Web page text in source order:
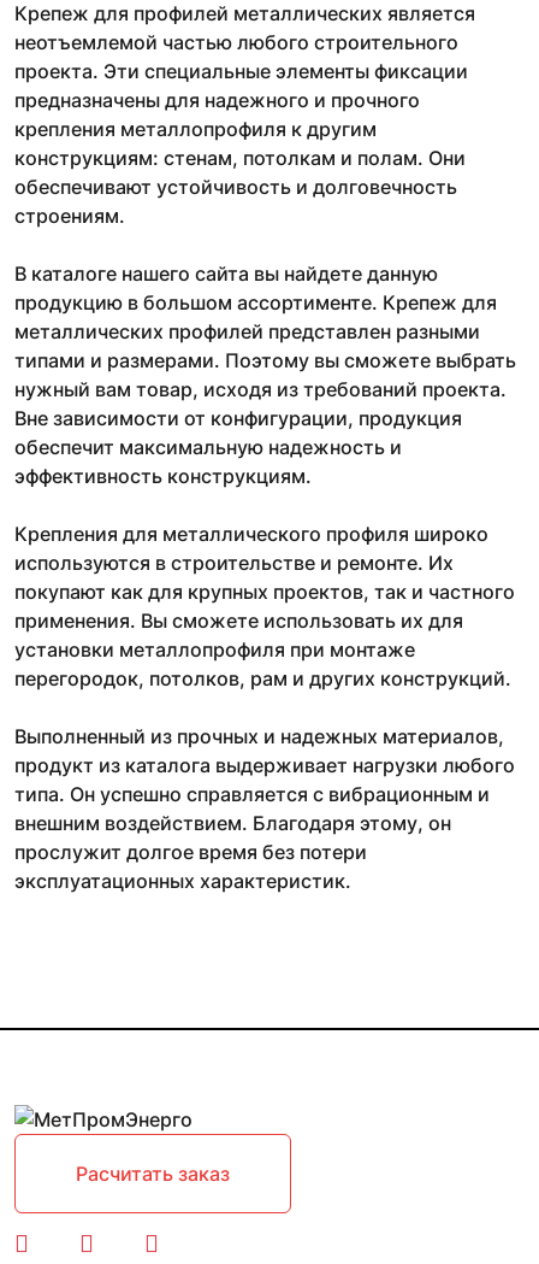
Крепеж для профилей металлических является
неотъемлемой частью любого строительного
проекта. Эти специальные элементы фиксации
предназначены для надежного и прочного
крепления металлопрофиля к другим
конструкциям: стенам, потолкам и полам. Они
обеспечивают устойчивость и долговечность
строениям.
В каталоге нашего сайта вы найдете данную
продукцию в большом ассортименте. Крепеж для
металлических профилей представлен разными
типами и размерами. Поэтому вы сможете выбрать
нужный вам товар, исходя из требований проекта.
Вне зависимости от конфигурации, продукция
обеспечит максимальную надежность и
эффективность конструкциям.
Крепления для металлического профиля широко
используются в строительстве и ремонте. Их
покупают как для крупных проектов, так и частного
применения. Вы сможете использовать их для
установки металлопрофиля при монтаже
перегородок, потолков, рам и других конструкций.
Выполненный из прочных и надежных материалов,
продукт из каталога выдерживает нагрузки любого
типа. Он успешно справляется с вибрационным и
внешним воздействием. Благодаря этому, он
прослужит долгое время без потери
эксплуатационных характеристик.
Расчитать заказ